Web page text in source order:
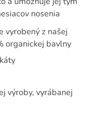
nosenia
vyrobený z našej
organickej bavlny
výroby, vyrábanej